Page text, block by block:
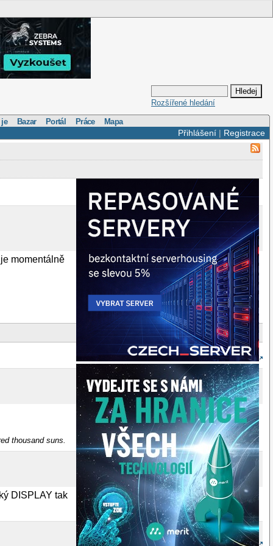
Rozšířené hledání
je Bazar Portál Práce Mapa
Přihlášení| Registrace
momentálně
thousand suns.
DISPLAY tak